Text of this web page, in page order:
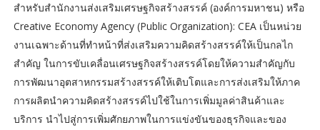
สำหรับสำนักงานส่งเสริมเศรษฐกิจสร้างสรรค์ (องค์การมหาชน) หรือ
Creative Economy Agency (Public Organization): CEA เป็นหน่วย
งานเฉพาะด้านที่ทำหน้าที่ส่งเสริมความคิดสร้างสรรค์ให้เป็นกลไก
สำคัญ ในการขับเคลื่อนเศรษฐกิจสร้างสรรค์โดยให้ความสำคัญกับ
การพัฒนาอุตสาหกรรมสร้างสรรค์ให้เติบโตและการส่งเสริมให้ภาค
การผลิตนำความคิดสร้างสรรค์ไปใช้ในการเพิ่มมูลค่าสินค้าและ
บริการ นำไปสู่การเพิ่มศักยภาพในการแข่งขันของธุรกิจและของ